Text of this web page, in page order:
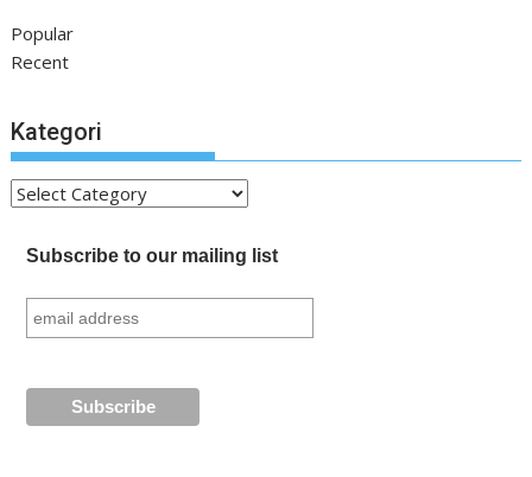
Popular
Recent
Kategori
Kategori
Subscribe to our mailing list